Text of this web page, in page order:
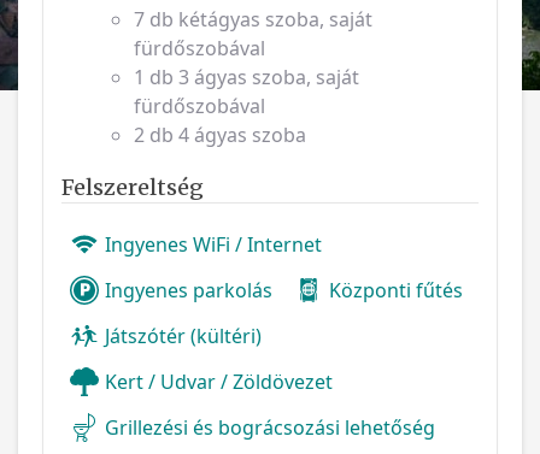
7 db kétágyas szoba, saját
fürdőszobával
1 db 3 ágyas szoba, saját
fürdőszobával
2 db 4 ágyas szoba
Felszereltség
Ingyenes WiFi / Internet
Ingyenes parkolás
Központi fűtés
Játszótér (kültéri)
Kert / Udvar / Zöldövezet
Grillezési és bográcsozási lehetőség